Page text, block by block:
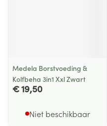
Medela Borstvoeding &
Kolfbeha 3in1 Xxl Zwart
€ 19,50
Niet beschikbaar